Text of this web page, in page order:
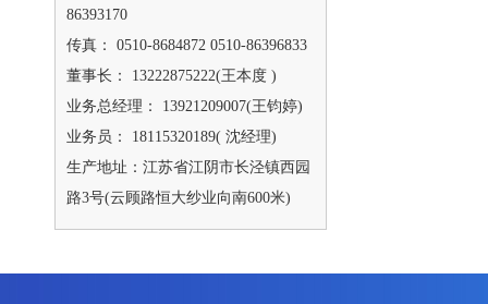
86393170
传真： 0510-8684872 0510-86396833
董事长： 13222875222(王本度 )
业务总经理： 13921209007(王钧婷)
业务员： 18115320189( 沈经理)
生产地址：江苏省江阴市长泾镇西园
路3号(云顾路恒大纱业向南600米)